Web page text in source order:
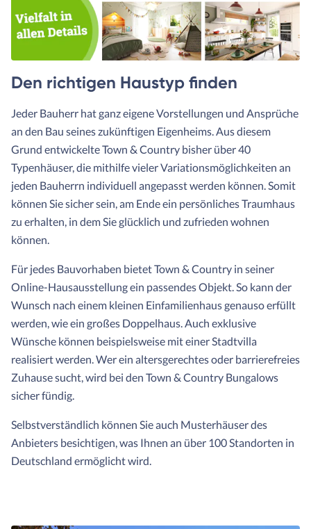
Den richtigen Haustyp finden
Jeder Bauherr hat ganz eigene Vorstellungen und Ansprüche
an den Bau seines zukünftigen Eigenheims. Aus diesem
Grund entwickelte Town & Country bisher über 40
Typenhäuser, die mithilfe vieler Variationsmöglichkeiten an
jeden Bauherrn individuell angepasst werden können. Somit
können Sie sicher sein, am Ende ein persönliches Traumhaus
zu erhalten, in dem Sie glücklich und zufrieden wohnen
können.
Für jedes Bauvorhaben bietet Town & Country in seiner
Online-Hausausstellung ein passendes Objekt. So kann der
Wunsch nach einem kleinen Einfamilienhaus genauso erfüllt
werden, wie ein großes Doppelhaus. Auch exklusive
Wünsche können beispielsweise mit einer Stadtvilla
realisiert werden. Wer ein altersgerechtes oder barrierefreies
Zuhause sucht, wird bei den Town & Country Bungalows
sicher fündig.
Selbstverständlich können Sie auch Musterhäuser des
Anbieters besichtigen, was Ihnen an über 100 Standorten in
Deutschland ermöglicht wird.